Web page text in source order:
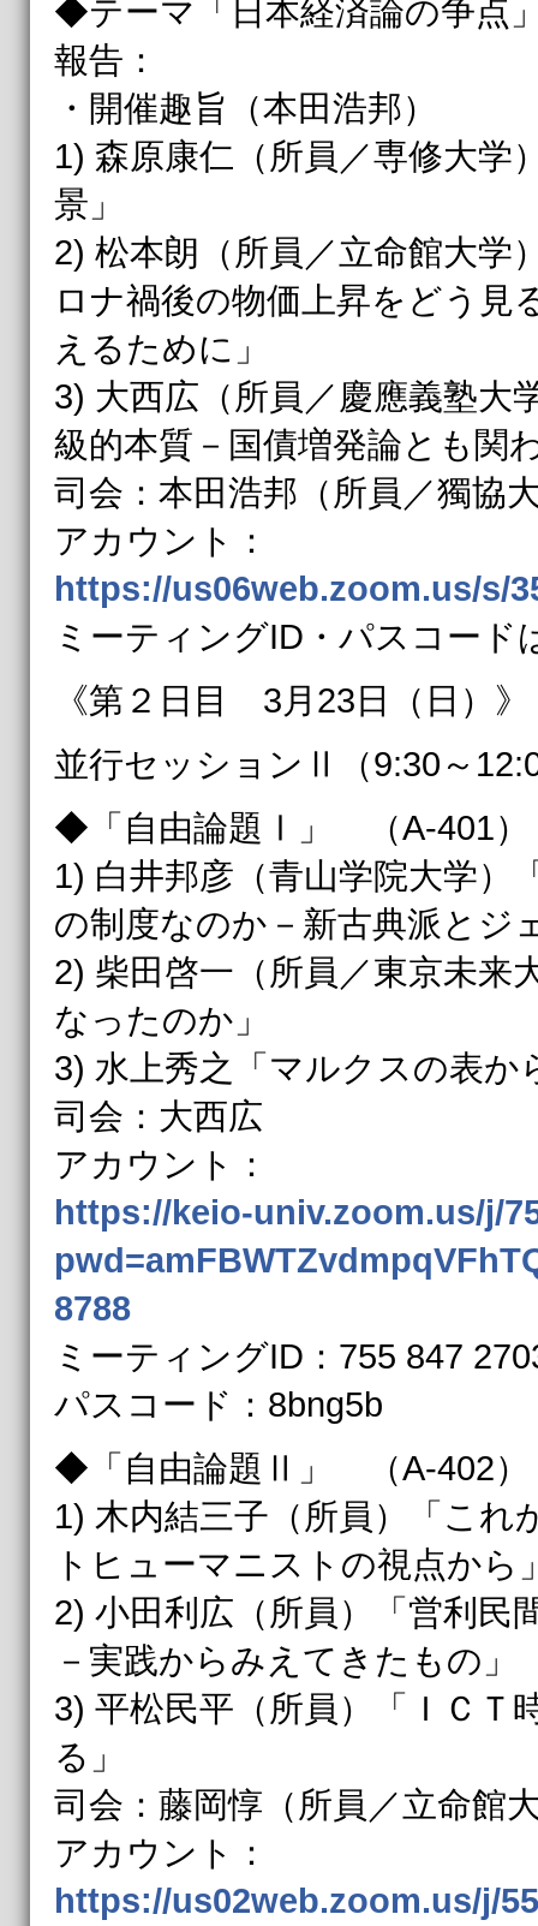
◆テーマ「日本経済論の争点
報告：
・開催趣旨（本田浩邦）
1) 森原康仁（所員／専修大学
景」
2) 松本朗（所員／立命館大学
ロナ禍後の物価上昇をどう見
えるために」
3) 大西広（所員／慶應義塾大
級的本質－国債増発論とも関
司会：本田浩邦（所員／獨協
アカウント：
https://us06web.zoom.us/s/
ミーティングID・パスコード
《第２日目 3月23日（日）》
並行セッションⅡ（9:30～
◆「自由論題Ⅰ」 （A-401）
1) 白井邦彦（青山学院大学）
の制度なのか－新古典派とジ
2) 柴田啓一（所員／東京未来
なったのか」
3) 水上秀之「マルクスの表か
司会：大西広
アカウント：
https://keio-univ.zoom.us/j/
8788
ミーティングID：755 847
パスコード：8bng5b
◆「自由論題Ⅱ」 （A-402）
1) 木内結三子（所員）「こ
トヒューマニストの視点から
2) 小田利広（所員）「営利民
－実践からみえてきたもの」
3) 平松民平（所員）「ＩＣＴ
る」
司会：藤岡惇（所員／立命館
アカウント：
https://us02web.zoom.us/j/